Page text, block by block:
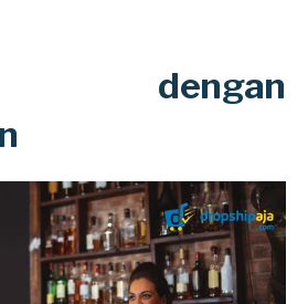
dengan